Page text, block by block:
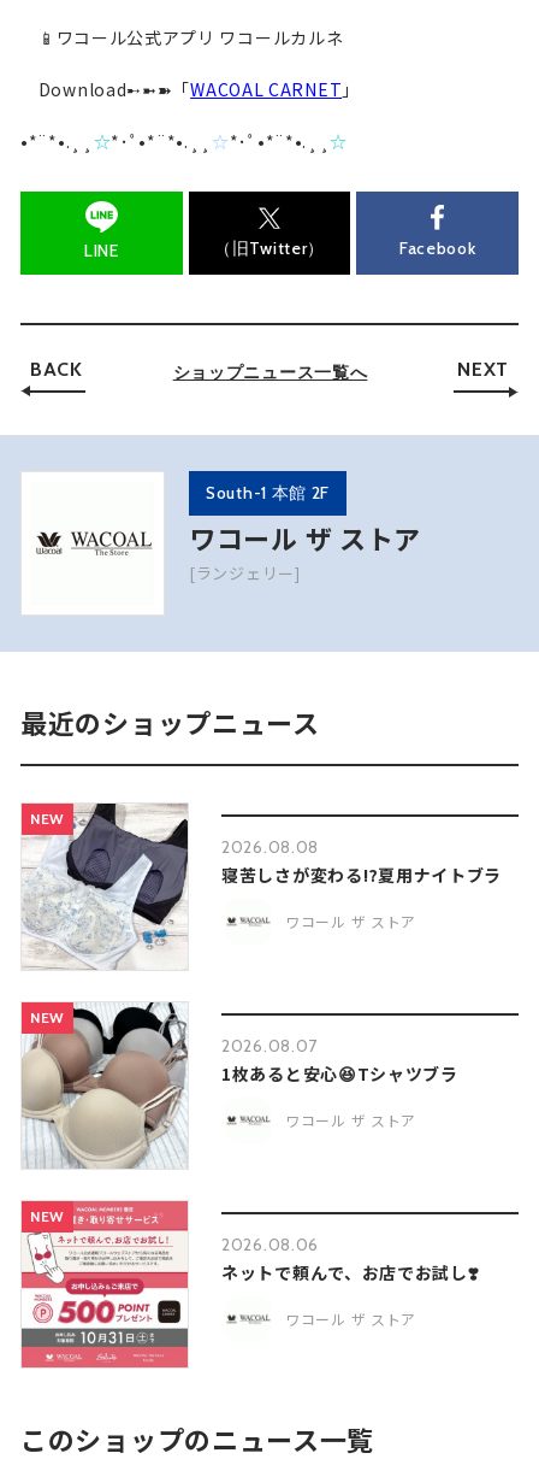
📱ワコール公式アプリ ワコールカルネ
Download➸➼➽「WACOAL CARNET 」
•*¨*•.¸¸ ☆*･ﾟ•*¨*•.¸¸ ☆*･ﾟ•*¨*•.¸¸☆
LINE （旧Twitter） Facebook
BACK ショップニュース一覧へ NEXT
South-1 本館 2F
ワコール ザ ストア
[ランジェリー]
最近のショップニュース
NEW
2026.08.08
寝苦しさが変わる⁉️夏用ナイトブラ
ワコール ザ ストア
NEW
2026.08.07
1枚あると安心😆Tシャツブラ
ワコール ザ ストア
NEW
2026.08.06
ネットで頼んで、お店でお試し❣️
ワコール ザ ストア
このショップのニュース一覧